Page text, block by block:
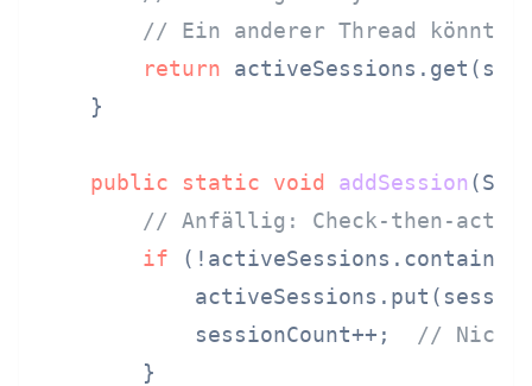
// Ein anderer Thread
return
    }
public static void addSession
// Anfällig: Check-then-act
if
            sessionCount++;
// Nicht-
        }